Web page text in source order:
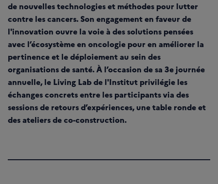
de nouvelles technologies et méthodes pour lutter
contre les cancers. Son engagement en faveur de
l'innovation ouvre la voie à des solutions pensées
avec l’écosystème en oncologie pour en améliorer la
pertinence et le déploiement au sein des
organisations de santé. À l’occasion de sa 3e journée
annuelle, le Living Lab de l'Institut privilégie les
échanges concrets entre les participants via des
sessions de retours d’expériences, une table ronde et
des ateliers de co-construction.